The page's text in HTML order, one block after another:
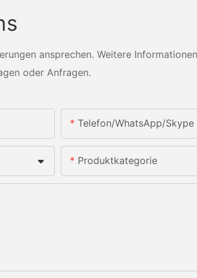
ansprechen. Weitere
oder Anfragen.
Telefon/WhatsApp/Skype
Produktkategorie